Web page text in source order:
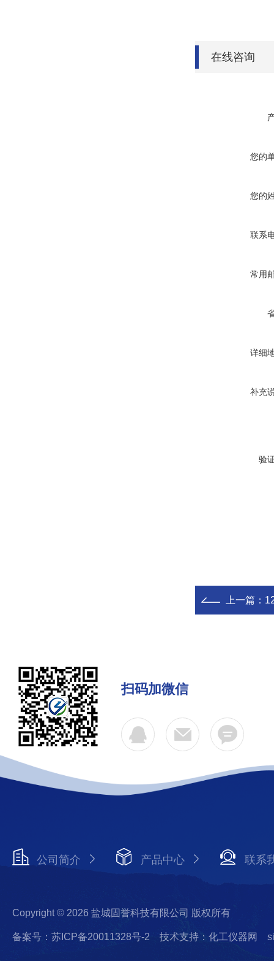
在线咨询
您的
您的
联系
常用
详细
补充
验
上一篇：
扫码加微信
公司简介 产品中心 联系
Copyright © 2026 盐城固誉科技有限公司 版权所有
备案号：苏ICP备20011328号-2 技术支持：化工仪器网